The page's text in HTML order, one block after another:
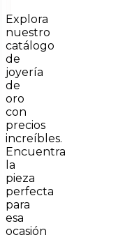
Explora
nuestro
catálogo
de
joyería
de
oro
con
precios
increíbles.
Encuentra
la
pieza
perfecta
para
esa
ocasión